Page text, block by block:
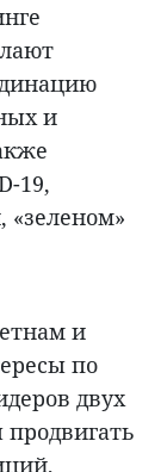
и
19,
«зеленом»
и
по
двух